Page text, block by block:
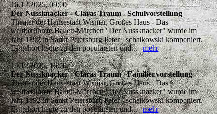
16.12.2025, 09:00
Der Nussknacker - Claras Traum - Schulvorstellung
Theater der Hansestadt Wismar, Großes Haus - Das
weltberühmte Ballett-Märchen "Der Nussknacker" wurde im
Jahr 1892 in Sankt Petersburg Peter Tschaikowski komponiert.
Es gehört heute zu den populärsten und...mehr
14.12.2025, 16:00
Der Nussknacker - Claras Traum - Familienvorstellung
Theater der Hansestadt Wismar, Großes Haus - Das
weltberühmte Ballett-Märchen "Der Nussknacker" wurde im
Jahr 1892 in Sankt Petersburg Peter Tschaikowski komponiert.
Es gehört heute zu den populärsten und...mehr